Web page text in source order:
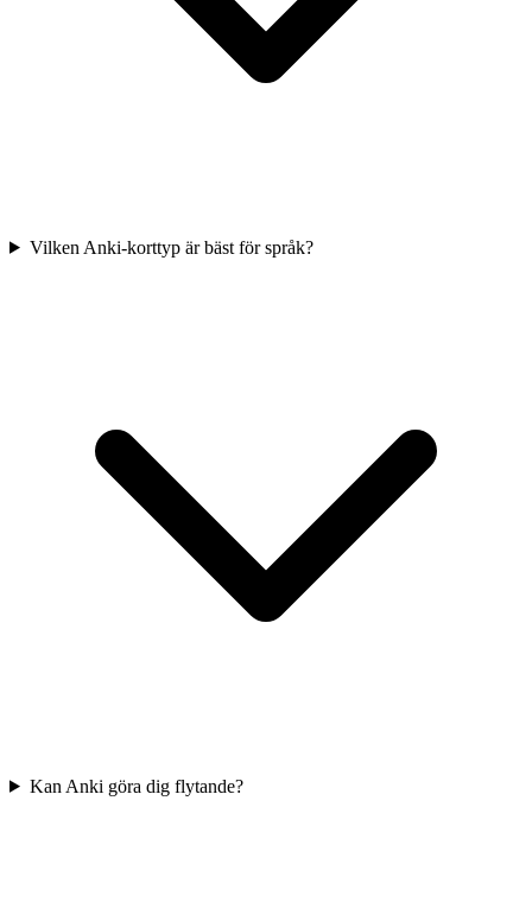
Vilken Anki-korttyp är bäst för språk?
Kan Anki göra dig flytande?